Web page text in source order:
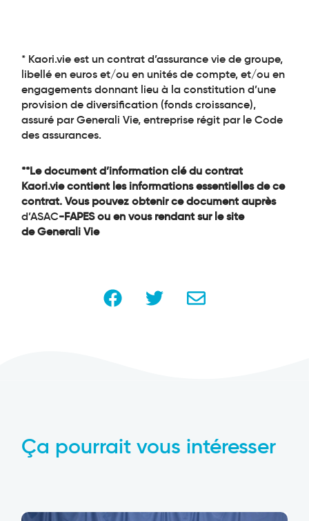
* Kaori.vie est un contrat d’assurance vie de groupe,
libellé en euros et/ou en unités de compte, et/ou en
engagements donnant lieu à la constitution d’une
provision de diversification (fonds croissance),
assuré par Generali Vie, entreprise régit par le Code
des assurances.
**Le document d’information clé du contrat
Kaori.vie contient les informations essentielles de ce
contrat. Vous pouvez obtenir ce document auprès
d’ASAC-FAPES ou en vous rendant sur le site
de Generali Vie
Ça pourrait vous intéresser